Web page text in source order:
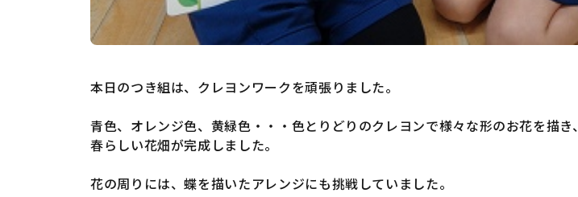
本日のつき組は、クレヨンワークを頑張りました。
青色、オレンジ色、黄緑色・・・色とりどりのクレヨンで様々な形のお花を描き、
春らしい花畑が完成しました。
花の周りには、蝶を描いたアレンジにも挑戦していました。